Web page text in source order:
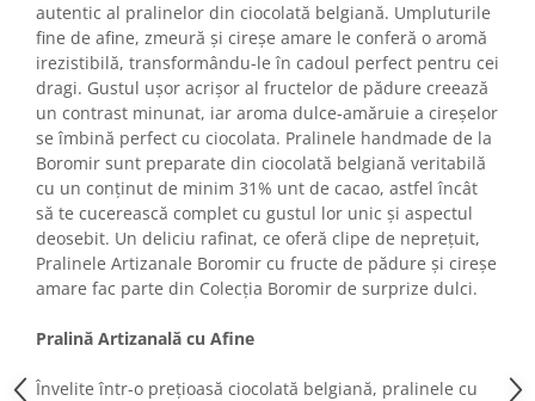
Croissant
Croissant Duofino
Croissant cu maia
Cornulete
Boromele
Cornulete fragede
Pasca
Pasca Fresh
Cereale
Chifle
autentic al pralinelor din ciocolată belgiană. Umpluturile
fine de afine, zmeură și cireșe amare le conferă o aromă
irezistibilă, transformându-le în cadoul perfect pentru cei
dragi. Gustul ușor acrișor al fructelor de pădure creează
un contrast minunat, iar aroma dulce-amăruie a cireșelor
se îmbină perfect cu ciocolata. Pralinele handmade de la
Boromir sunt preparate din ciocolată belgiană veritabilă
cu un conținut de minim 31% unt de cacao, astfel încât
să te cucerească complet cu gustul lor unic și aspectul
deosebit. Un deliciu rafinat, ce oferă clipe de neprețuit,
Pralinele Artizanale Boromir cu fructe de pădure și cireșe
amare fac parte din Colecția Boromir de surprize dulci.
Pralină Artizanală cu Afine
Învelite într-o prețioasă ciocolată belgiană, pralinele cu